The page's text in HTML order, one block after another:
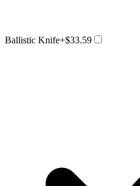
Ballistic Knife+$33.59